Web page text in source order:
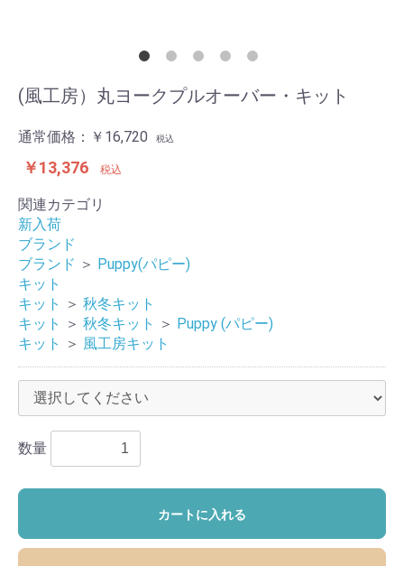
(風工房）丸ヨークプルオーバー・キット
通常価格： ￥16,720 税込
￥13,376 税込
関連カテゴリ
新入荷
ブランド
ブランド ＞ Puppy(パピー)
キット
キット
＞ 秋冬キット
キット
＞ 秋冬キット ＞ Puppy (パピー)
キット
＞ 風工房キット
数量
カートに入れる